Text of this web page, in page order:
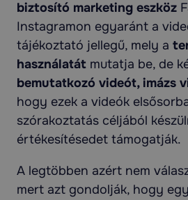
biztosító marketing eszköz
Instagramon egyaránt a
tájékoztató jellegű, mely a
használatát mutatja be, de
bemutatkozó videót, imázs
hogy ezek a videók
szórakoztatás céljából
értékesítésedet támogatják.
A legtöbben azért nem
mert azt gondolják, hogy